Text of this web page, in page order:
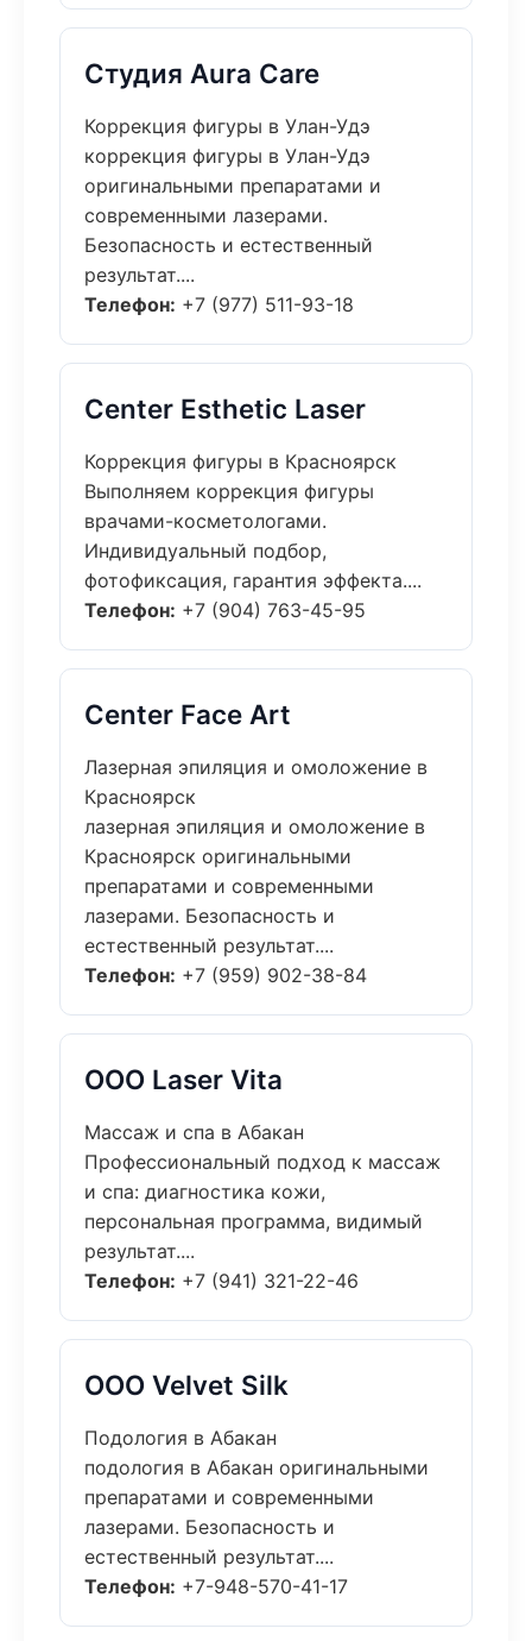
Студия Aura Care
Коррекция фигуры в Улан-Удэ
коррекция фигуры в Улан-Удэ
оригинальными препаратами и
современными лазерами.
Безопасность и естественный
результат....
Телефон: +7 (977) 511-93-18
Center Esthetic Laser
Коррекция фигуры в Красноярск
Выполняем коррекция фигуры
врачами-косметологами.
Индивидуальный подбор,
фотофиксация, гарантия эффекта....
Телефон: +7 (904) 763-45-95
Center Face Art
Лазерная эпиляция и омоложение в
Красноярск
лазерная эпиляция и омоложение в
Красноярск оригинальными
препаратами и современными
лазерами. Безопасность и
естественный результат....
Телефон: +7 (959) 902-38-84
ООО Laser Vita
Массаж и спа в Абакан
Профессиональный подход к массаж
и спа: диагностика кожи,
персональная программа, видимый
результат....
Телефон: +7 (941) 321-22-46
ООО Velvet Silk
Подология в Абакан
подология в Абакан оригинальными
препаратами и современными
лазерами. Безопасность и
естественный результат....
Телефон: +7-948-570-41-17